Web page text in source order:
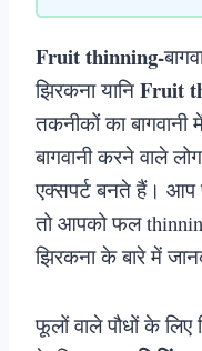
Fruit thinning-
झिरकना यानि Fruit
तकनीकों का बागवानी
बागवानी करने वाले
एक्सपर्ट बनते हैं। आप
तो आपको फल
झिरकना के बारे में
फूलों वाले पौधों के लिए